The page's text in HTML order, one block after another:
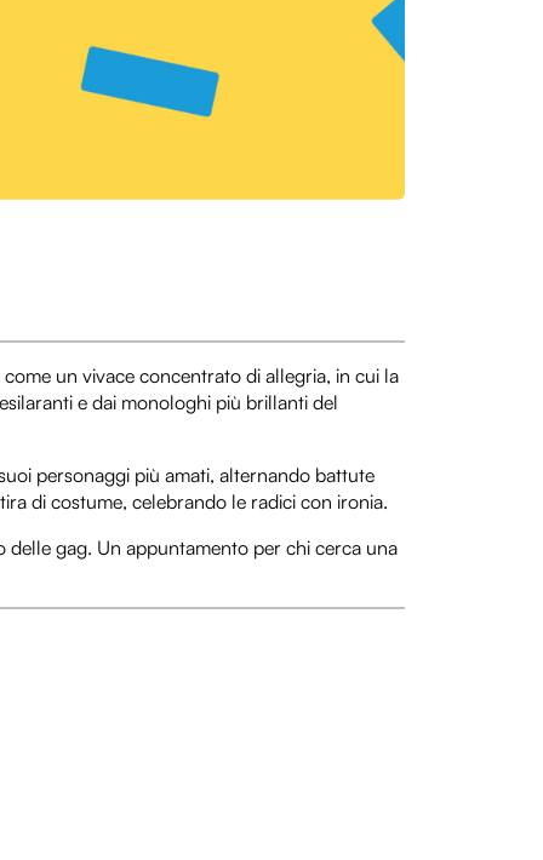
come un vivace concentrato di allegria, in cui la
e dai monologhi più brillanti del
personaggi più amati, alternando battute
di costume, celebrando le radici con ironia.
gag. Un appuntamento per chi cerca una